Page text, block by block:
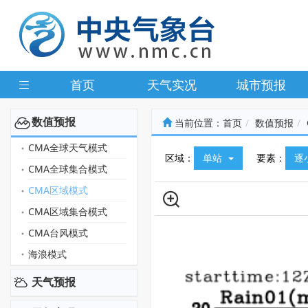
首页 天气实况 城市预报
数值预报
CMA全球天气模式
CMA全球集合模式
CMA区域模式
CMA区域集合模式
CMA台风模式
海浪模式
天气预报
当前位置： 首页 数值预报
区域： 单站 要素： 逐